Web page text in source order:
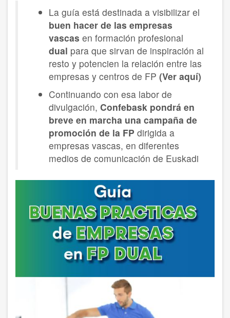
La guía está destinada a visibilizar el
buen hacer de las empresas
vascas en formación profesional
dual para que sirvan de inspiración al
resto y potencien la relación entre las
empresas y centros de FP (Ver aquí)
Continuando con esa labor de
divulgación, Confebask pondrá en
breve en marcha una campaña de
promoción de la FP dirigida a
empresas vascas, en diferentes
medios de comunicación de Euskadi